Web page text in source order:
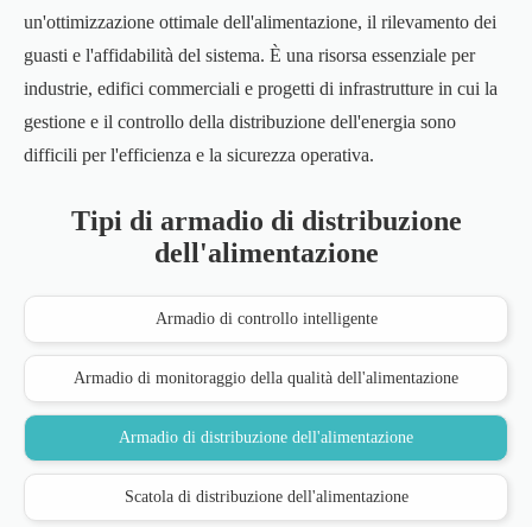
un'ottimizzazione ottimale dell'alimentazione, il rilevamento dei
guasti e l'affidabilità del sistema. È una risorsa essenziale per
industrie, edifici commerciali e progetti di infrastrutture in cui la
gestione e il controllo della distribuzione dell'energia sono
difficili per l'efficienza e la sicurezza operativa.
Tipi di armadio di distribuzione
dell'alimentazione
Armadio di controllo intelligente
Armadio di monitoraggio della qualità dell'alimentazione
Armadio di distribuzione dell'alimentazione
Scatola di distribuzione dell'alimentazione